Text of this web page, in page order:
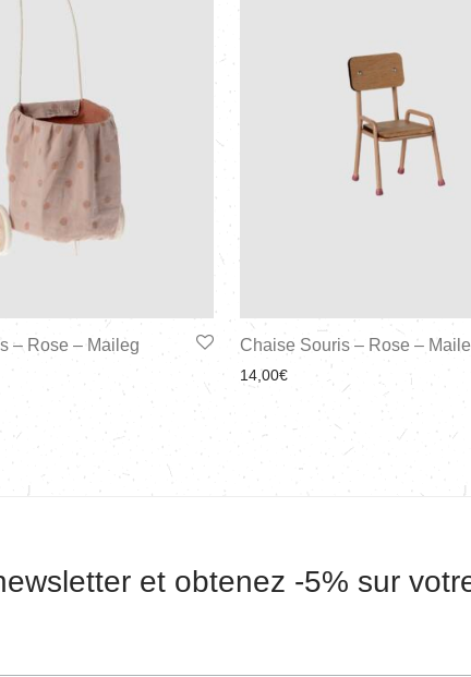
– Rose – Maileg Chaise Souris – Rose –
14,00€
et obtenez -5% sur